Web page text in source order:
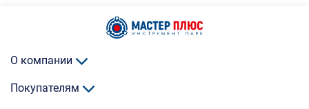
О компании
Покупателям